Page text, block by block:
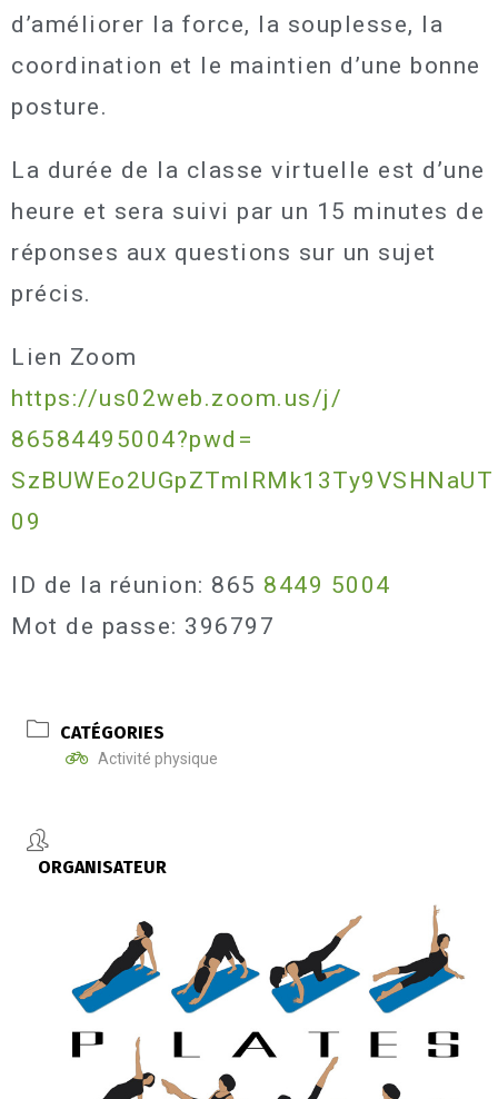
d’améliorer la force, la souplesse, la
coordination et le maintien d’une bonne
posture.
La durée de la classe virtuelle est d’une
heure et sera suivi par un 15 minutes de
réponses aux questions sur un sujet
précis.
Lien Zoom
https://us02web.zoom.us/j/
86584495004?pwd=
SzBUWEo2UGpZTmlRMk13Ty9VSHNaUT
09
ID de la réunion: 865 8449 5004
Mot de passe: 396797
CATÉGORIES
Activité physique
ORGANISATEUR